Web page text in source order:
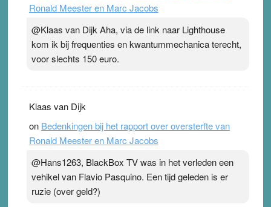
Ronald Meester en Marc Jacobs
@Klaas van Dijk Aha, via de link naar Lighthouse
kom ik bij frequenties en kwantummechanica terecht,
voor slechts 150 euro.
Klaas van Dijk
on Bedenkingen bij het rapport over oversterfte van
Ronald Meester en Marc Jacobs
@Hans1263, BlackBox TV was in het verleden een
vehikel van Flavio Pasquino. Een tijd geleden is er
ruzie (over geld?)